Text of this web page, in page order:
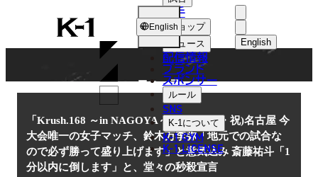
K-
1
English
한국어
中文（简体
選手
ショップ
ニュース
配信情報
ブランド
スポンサー
ルール
SNS
K-1について
K-1 GYM
K-1 LICENSE
English
NEWS
ニュース
「Krush.168 ～in NAGOYA～」11.23(土・祝)名古屋 今
大会唯一の女子マッチ、鈴木万李弥「地元での試合な
ので必ず勝って盛り上げます」と意気込み 斎藤祐斗「1
分以内に倒します」と、堂々の秒殺宣言